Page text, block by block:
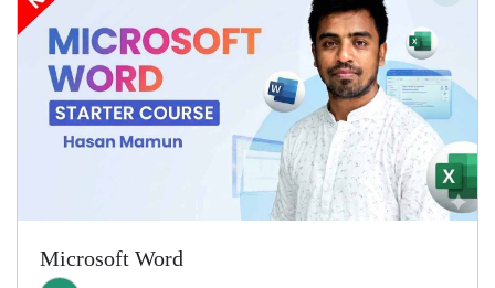
Microsoft Word